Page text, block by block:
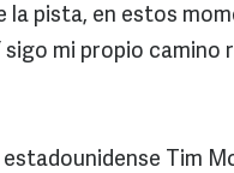
la pista, en estos
mi propio camino
Tim